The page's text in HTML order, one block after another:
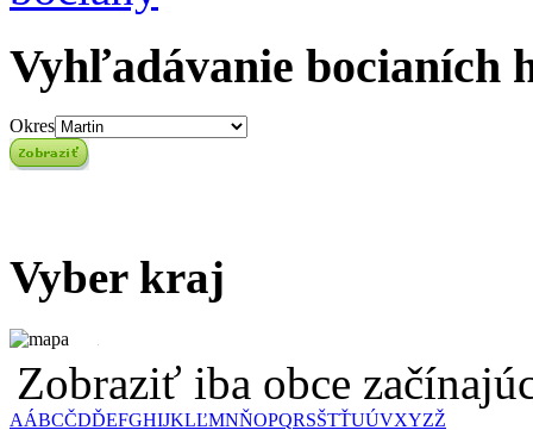
Vyhľadávanie bocianích
Okres
Vyber kraj
Zobraziť iba obce
AÁBCČDĎEFGHIJKLĽMNŇOPQRSŠTŤUÚVXYZŽ